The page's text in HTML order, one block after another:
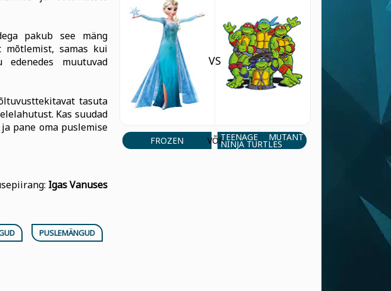
pakub see mäng
mõtlemist, samas kui
muutuvad
tasuta
Kas suudad
pane oma puslemise
Igas Vanuses
PUSLEMÄNGUD
FROZEN
VS
VÕITEENAGE MUTANT
NINJA TURTLES